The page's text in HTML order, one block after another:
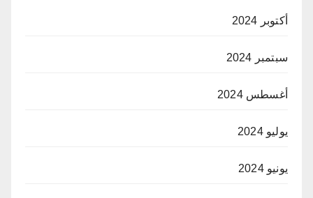
أكتوبر 2024
سبتمبر 2024
أغسطس 2024
يوليو 2024
يونيو 2024